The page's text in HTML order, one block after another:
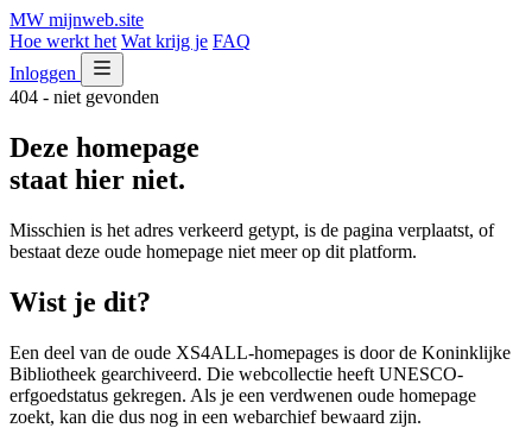
MW mijnweb.site
Hoe werkt het Wat krijg je FAQ
Inloggen
404 - niet gevonden
Deze homepage
staat hier niet.
Misschien is het adres verkeerd getypt, is de pagina verplaatst, of
bestaat deze oude homepage niet meer op dit platform.
Wist je dit?
Een deel van de oude XS4ALL-homepages is door de Koninklijke
Bibliotheek gearchiveerd. Die webcollectie heeft UNESCO-
erfgoedstatus gekregen. Als je een verdwenen oude homepage
zoekt, kan die dus nog in een webarchief bewaard zijn.